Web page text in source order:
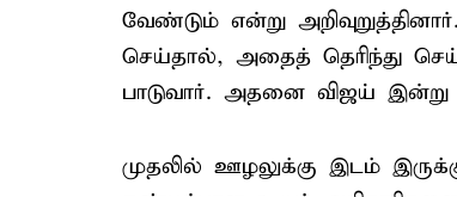
வேண்டும் என்று
செய்தால், அதைத் தெரிந்து
பாடுவார். அதனை விஜய் இன்று
முதலில் ஊழலுக்கு இடம்